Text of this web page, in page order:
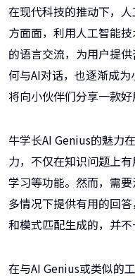
在现代科技的推动下，
方面面，利用人工智能
的语言交流，为用户提
何与AI对话，也逐渐成
将向小伙伴们分享一款好
牛学长AI Genius的魅力
力，不仅在知识问题上
学习等功能。然而，需
多情况下提供有用的回
和模式匹配生成的，并不
在与AI Genius或类似的